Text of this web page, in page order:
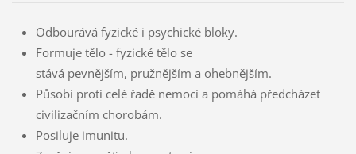
Odbourává fyzické i psychické bloky.
Formuje tělo - fyzické tělo se
stává pevnějším, pružnějším a ohebnějším.
Působí proti celé řadě nemocí a pomáhá předcházet
civilizačním chorobám.
Posiluje imunitu.